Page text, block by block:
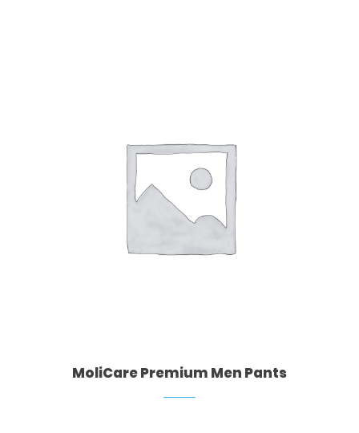
MoliCare Premium Men Pants